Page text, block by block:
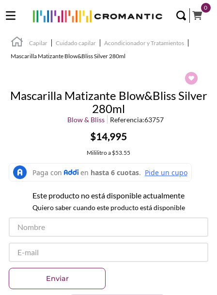
0
Capilar Cuidado capilar
Acondicionador y Tratamientos
Mascarilla Matizante Blow&Bliss Silver 280ml
Mascarilla Matizante Blow&Bliss Silver
280ml
Blow & Bliss Referencia:63757
$14,995
Mililitroa $53.55
Este producto no está disponible actualmente
Quiero saber cuando este producto está disponible
Enviar